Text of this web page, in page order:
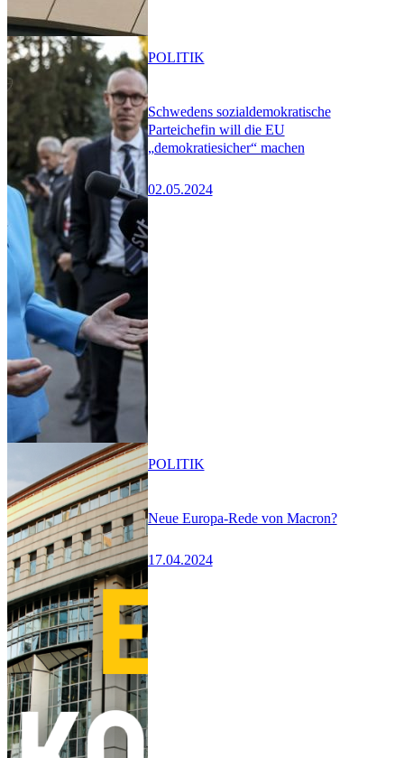
Schwedens sozialdemokratische
Parteichefin will die EU
„demokratiesicher“ machen
02.05.2024
POLITIK
Neue Europa-Rede von Macron?
17.04.2024
POLITIK